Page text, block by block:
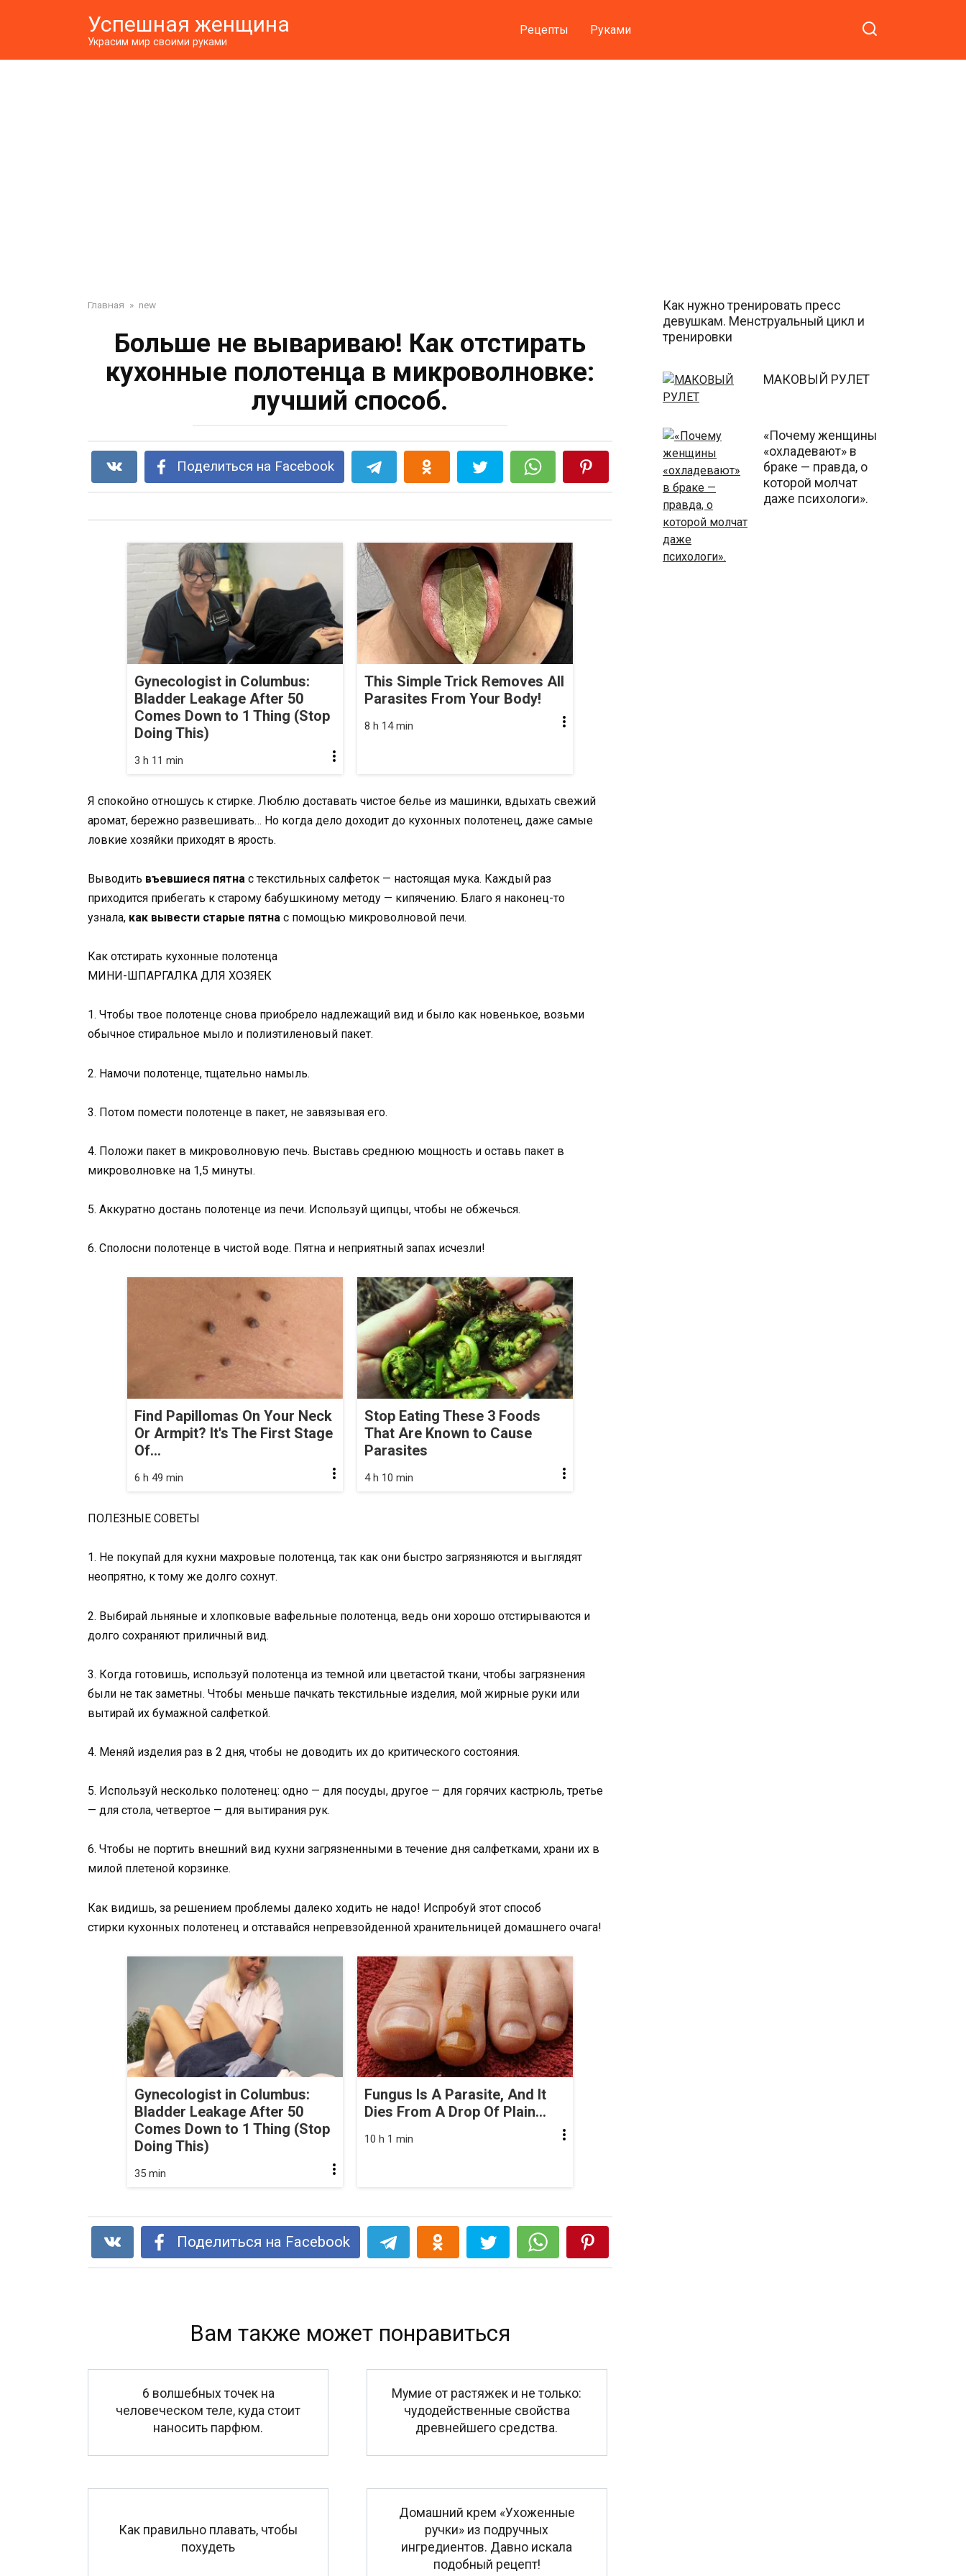
Успешная женщина
Украсим мир своими руками
Рецепты Руками
Главная » new
Больше не вывариваю! Как отстирать
кухонные полотенца в микроволновке:
лучший способ.
Поделиться на Facebook
Gynecologist in Columbus:
Bladder Leakage After 50
Comes Down to 1 Thing (Stop
Doing This)
3 h 11 min
This Simple Trick Removes All
Parasites From Your Body!
8 h 14 min
Я спокойно отношусь к стирке. Люблю доставать чистое белье из машинки, вдыхать свежий
аромат, бережно развешивать… Но когда дело доходит до кухонных полотенец, даже самые
ловкие хозяйки приходят в ярость.
Выводить въевшиеся пятна с текстильных салфеток — настоящая мука. Каждый раз
приходится прибегать к старому бабушкиному методу — кипячению. Благо я наконец-то
узнала, как вывести старые пятна с помощью микроволновой печи.
Как отстирать кухонные полотенца
МИНИ-ШПАРГАЛКА ДЛЯ ХОЗЯЕК
1. Чтобы твое полотенце снова приобрело надлежащий вид и было как новенькое, возьми
обычное стиральное мыло и полиэтиленовый пакет.
2. Намочи полотенце, тщательно намыль.
3. Потом помести полотенце в пакет, не завязывая его.
4. Положи пакет в микроволновую печь. Выставь среднюю мощность и оставь пакет в
микроволновке на 1,5 минуты.
5. Аккуратно достань полотенце из печи. Используй щипцы, чтобы не обжечься.
6. Сполосни полотенце в чистой воде. Пятна и неприятный запах исчезли!
Find Papillomas On Your Neck
Or Armpit? It's The First Stage
Of...
6 h 49 min
Stop Eating These 3 Foods
That Are Known to Cause
Parasites
4 h 10 min
ПОЛЕЗНЫЕ СОВЕТЫ
1. Не покупай для кухни махровые полотенца, так как они быстро загрязняются и выглядят
неопрятно, к тому же долго сохнут.
2. Выбирай льняные и хлопковые вафельные полотенца, ведь они хорошо отстирываются и
долго сохраняют приличный вид.
3. Когда готовишь, используй полотенца из темной или цветастой ткани, чтобы загрязнения
были не так заметны. Чтобы меньше пачкать текстильные изделия, мой жирные руки или
вытирай их бумажной салфеткой.
4. Меняй изделия раз в 2 дня, чтобы не доводить их до критического состояния.
5. Используй несколько полотенец: одно — для посуды, другое — для горячих кастрюль, третье
— для стола, четвертое — для вытирания рук.
6. Чтобы не портить внешний вид кухни загрязненными в течение дня салфетками, храни их в
милой плетеной корзинке.
Как видишь, за решением проблемы далеко ходить не надо! Испробуй этот способ
стирки кухонных полотенец и отставайcя непревзойденной хранительницей домашнего очага!
Gynecologist in Columbus:
Bladder Leakage After 50
Comes Down to 1 Thing (Stop
Doing This)
35 min
Fungus Is A Parasite, And It
Dies From A Drop Of Plain...
10 h 1 min
Поделиться на Facebook
Вам также может понравиться
6 волшебных точек на
человеческом теле, куда стоит
наносить парфюм.
Мумие от растяжек и не только:
чудодейственные свойства
древнейшего средства.
Как правильно плавать, чтобы
похудеть
Домашний крем «Ухоженные
ручки» из подручных
ингредиентов. Давно искала
подобный рецепт!
Как нужно тренировать пресс
девушкам. Менструальный цикл и
тренировки
МАКОВЫЙ РУЛЕТ
«Почему женщины
«охладевают» в
браке — правда, о
которой молчат
даже психологи».